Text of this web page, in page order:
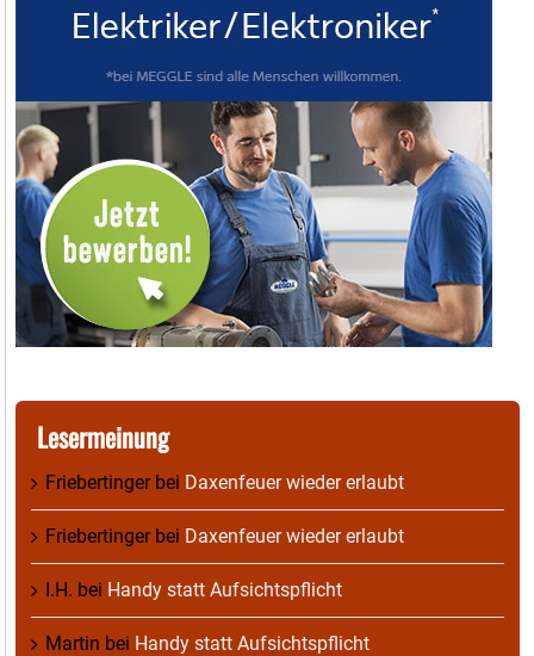
Lesermeinung
Friebertingerbei Daxenfeuer wieder erlaubt
Friebertingerbei Daxenfeuer wieder erlaubt
I.H. bei Handy statt Aufsichtspflicht
Martin bei Handy statt Aufsichtspflicht